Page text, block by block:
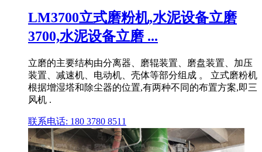
LM3700立式磨粉机,水泥设备立磨
3700,水泥设备立磨 ...
立磨的主要结构由分离器、磨辊装置、磨盘装置、加压
装置、减速机、电动机、壳体等部分组成 。 立式磨粉机
根据增湿塔和除尘器的位置,有两种不同的布置方案,即三
风机 .
联系电话: 180 3780 8511